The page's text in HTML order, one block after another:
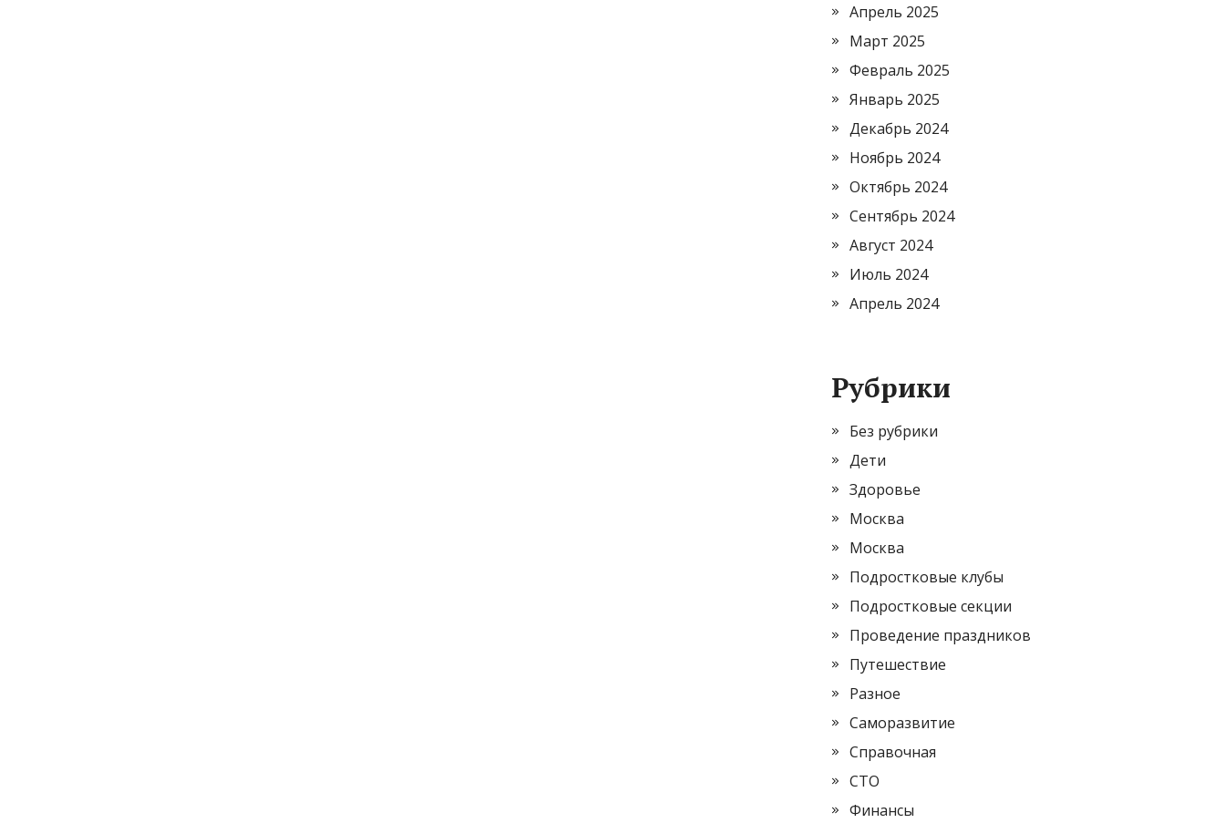
Апрель 2025
Март 2025
Февраль 2025
Январь 2025
Декабрь 2024
Ноябрь 2024
Октябрь 2024
Сентябрь 2024
Август 2024
Июль 2024
Апрель 2024
Рубрики
Без рубрики
Дети
Здоровье
Москва
Москва
Подростковые клубы
Подростковые секции
Проведение праздников
Путешествие
Разное
Саморазвитие
Справочная
СТО
Финансы